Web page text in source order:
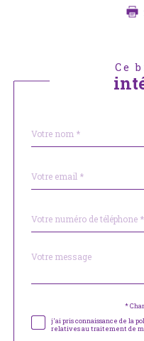
Ce
par
*
*
*
Fieldset
Message
*
*
j'ai pris connaissance de la
relatives au traitement de